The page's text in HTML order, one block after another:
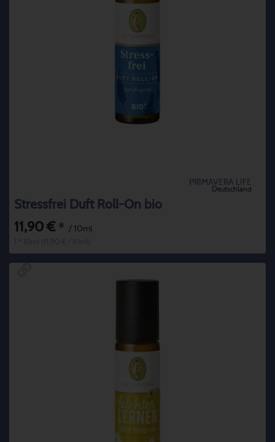
PRIMAVERA LIFE
Deutschland
Stressfrei Duft Roll-On bio
11,90 € * / 10ml